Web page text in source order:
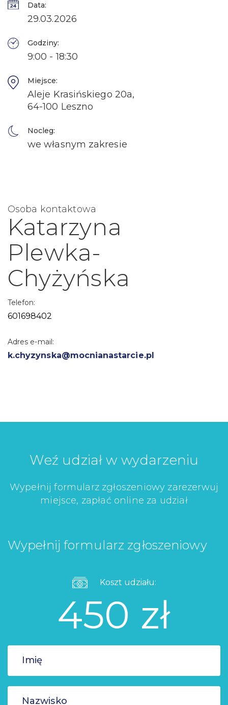
Data:
29.03.2026
Godziny:
9:00 - 18:30
Miejsce:
Aleje Krasińskiego 20a,
64-100 Leszno
Nocleg:
we własnym zakresie
Osoba kontaktowa
Katarzyna
Plewka-
Chyżyńska
Telefon:
601698402
Adres e-mail:
k.chyzynska@mocnianastarcie.pl
Weź udział w wydarzeniu
Wypełnij formularz zgłoszeniowy zarezerwuj
miejsce, zapłać online za udział
Wypełnij formularz zgłoszeniowy
Koszt udziału:
450 zł